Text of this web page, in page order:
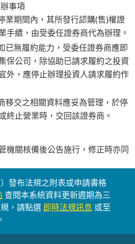
事項
業期間內，其所發行認購(售)權證
手續，由受委任證券商代為辦理。
已無履約能力，受委任證券商應即
保公司，除協助已請求履約之投資
外，應停止辦理投資人請求履約作
移交之相關資料應妥為管理，於停
終止營業時，交回該證券商。
機關核備後公告施行，修正時亦同
發布法規之附表或申請書格
查閱本系統資料更新週期為三
，請點選 即時法規訊息 或至